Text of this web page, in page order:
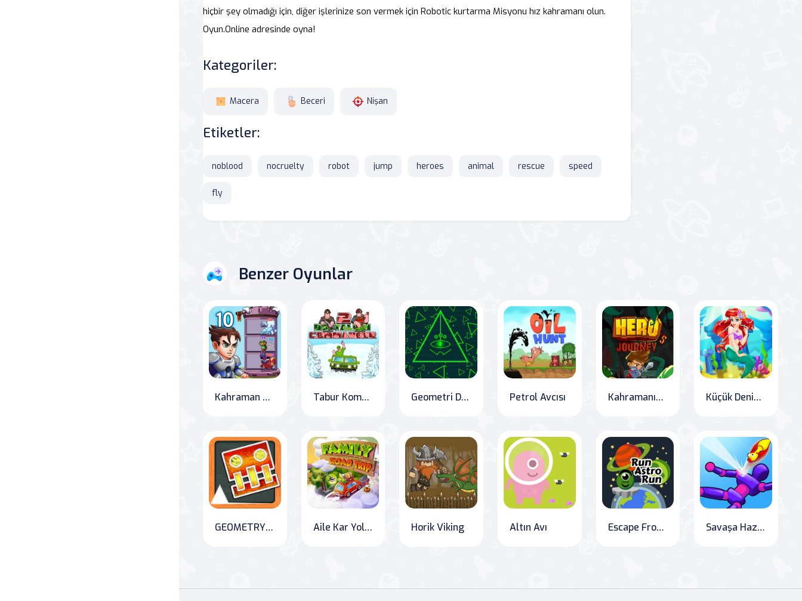
hiçbir şey olmadığı için, diğer işlerinize son vermek için Robotic kurtarma Misyonu hız kahramanı olun.
Oyun.Online adresinde oyna!
Kategoriler:
Macera Beceri Nişan
Etiketler:
noblood nocruelty robot jump heroes animal rescue speed
fly
Benzer Oyunlar
Kahraman Kule Savaşları Tabur Komutanı 2 Geometri Dash'li Çılgın Küp Kaçışı - hikaye piksel kaçınma ve dövme Petrol Avcısı Kahramanın Yolculuğu Küçük Denizkızı'nın Sualtı Macerası
GEOMETRY DASH BLACKBOARD Aile Kar Yolculuğu Horik Viking Altın Avı Escape From Red Planet Savaşa Hazır mısın? - Knock Rush